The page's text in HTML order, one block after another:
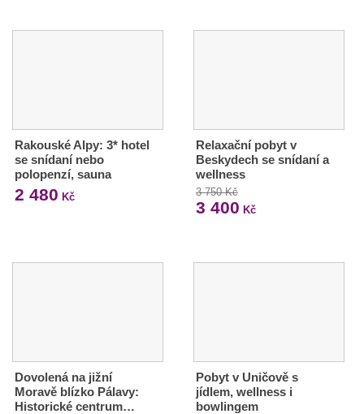
Rakouské Alpy: 3* hotel
se snídaní nebo
polopenzí, sauna
2 480 Kč
Relaxační pobyt v
Beskydech se snídaní a
wellness
3 750 Kč
3 400 Kč
Dovolená na jižní
Moravě blízko Pálavy:
Historické centrum…
Pobyt v Uničově s
jídlem, wellness i
bowlingem